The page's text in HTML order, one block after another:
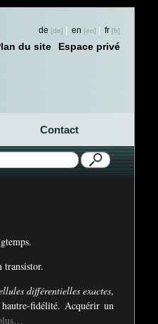
de | en | fr
du site Espace privé
Contact
transistor.
différentielles exactes,
fidélité. Acquérir un